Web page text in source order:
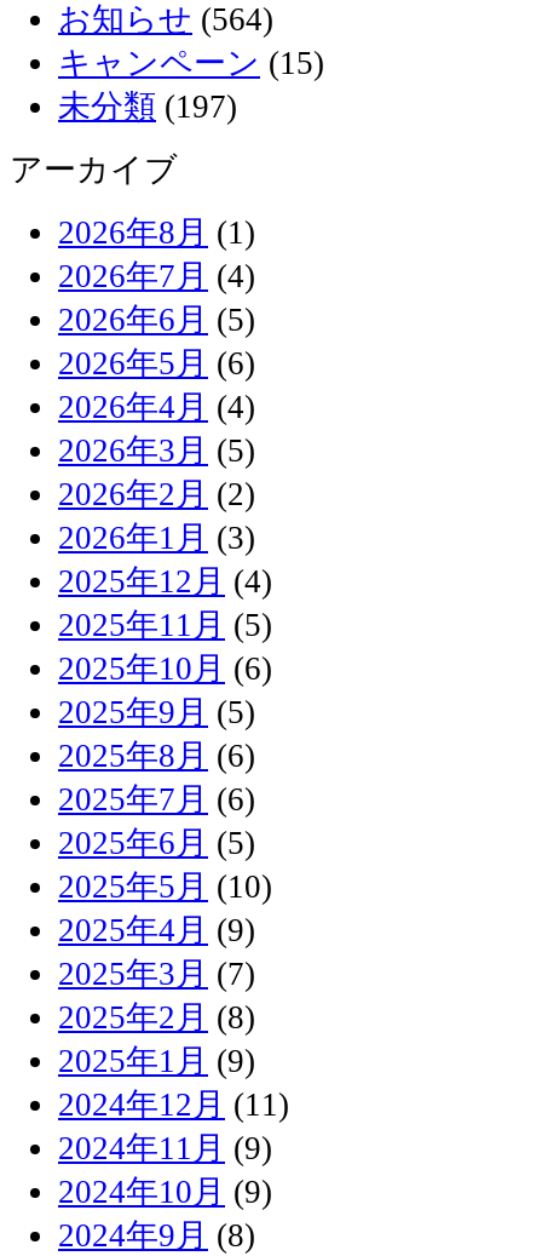
お知らせ (564)
キャンペーン (15)
未分類 (197)
アーカイブ
2026年8月 (1)
2026年7月 (4)
2026年6月 (5)
2026年5月 (6)
2026年4月 (4)
2026年3月 (5)
2026年2月 (2)
2026年1月 (3)
2025年12月 (4)
2025年11月 (5)
2025年10月 (6)
2025年9月 (5)
2025年8月 (6)
2025年7月 (6)
2025年6月 (5)
2025年5月 (10)
2025年4月 (9)
2025年3月 (7)
2025年2月 (8)
2025年1月 (9)
2024年12月 (11)
2024年11月 (9)
2024年10月 (9)
2024年9月 (8)